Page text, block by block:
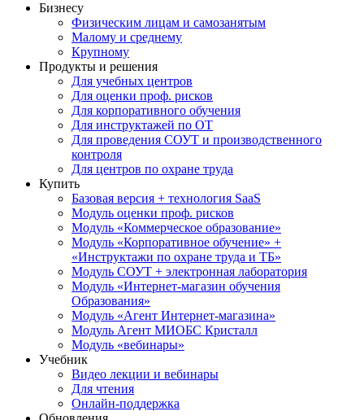
Бизнесу
Физическим лицам и самозанятым
Малому и среднему
Крупному
Продукты и решения
Для учебных центров
Для оценки проф. рисков
Для корпоративного обучения
Для инструктажей по ОТ
Для проведения СОУТ и производственного
контроля
Для центров по охране труда
Купить
Базовая версия + технология SaaS
Модуль оценки проф. рисков
Модуль «Коммерческое образование»
Модуль «Корпоративное обучение» +
«Инструктажи по охране труда и ТБ»
Модуль СОУТ + электронная лаборатория
Модуль «Интернет-магазин обучения
Образования»
Модуль «Агент Интернет-магазина»
Модуль Агент МИОБС Кристалл
Модуль «вебинары»
Учебник
Видео лекции и вебинары
Для чтения
Онлайн-поддержка